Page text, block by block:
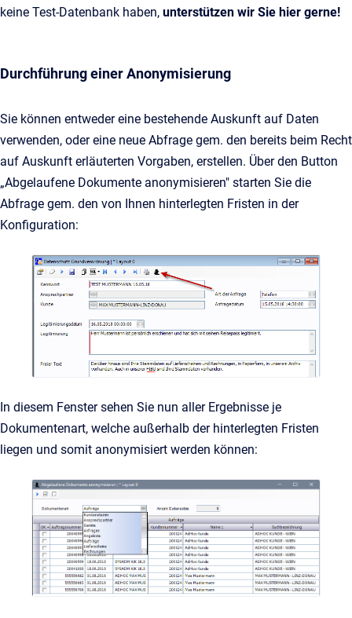
keine Test-Datenbank haben, unterstützen wir Sie hier gerne!
Durchführung einer Anonymisierung
Sie können entweder eine bestehende Auskunft auf Daten
verwenden, oder eine neue Abfrage gem. den bereits beim Recht
auf Auskunft erläuterten Vorgaben, erstellen. Über den Button
„Abgelaufene Dokumente anonymisieren" starten Sie die
Abfrage gem. den von Ihnen hinterlegten Fristen in der
Konfiguration:
In diesem Fenster sehen Sie nun aller Ergebnisse je
Dokumentenart, welche außerhalb der hinterlegten Fristen
liegen und somit anonymisiert werden können: